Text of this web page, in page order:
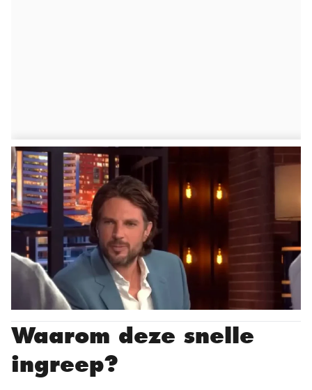
Waarom deze snelle
ingreep?